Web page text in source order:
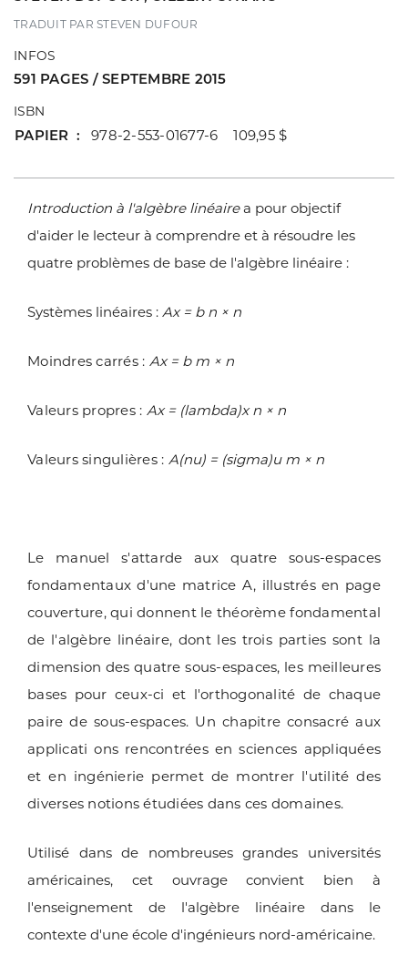
TRADUIT PAR STEVEN DUFOUR
INFOS
591 PAGES / SEPTEMBRE 2015
ISBN
PAPIER 978-2-553-01677-6 109,95 $
Introduction à l'algèbre linéairea pour objectif
d'aider le lecteur à comprendre et à résoudre les
quatre problèmes de base de l'algèbre linéaire :
Systèmes linéaires : Ax = b n × n
Moindres carrés : Ax = b m × n
Valeurs propres : Ax = (lambda)x n × n
Valeurs singulières : A(nu) = (sigma)u m × n
Le manuel s'attarde aux quatre sous-espaces
fondamentaux d'une matrice A, illustrés en page
couverture, qui donnent le théorème fondamental
de l'algèbre linéaire, dont les trois parties sont la
dimension des quatre sous-espaces, les meilleures
bases pour ceux-ci et l'orthogonalité de chaque
paire de sous-espaces. Un chapitre consacré aux
applicati ons rencontrées en sciences appliquées
et en ingénierie permet de montrer l'utilité des
diverses notions étudiées dans ces domaines.
Utilisé dans de nombreuses grandes universités
américaines, cet ouvrage convient bien à
l'enseignement de l'algèbre linéaire dans le
contexte d'une école d'ingénieurs nord-américaine.